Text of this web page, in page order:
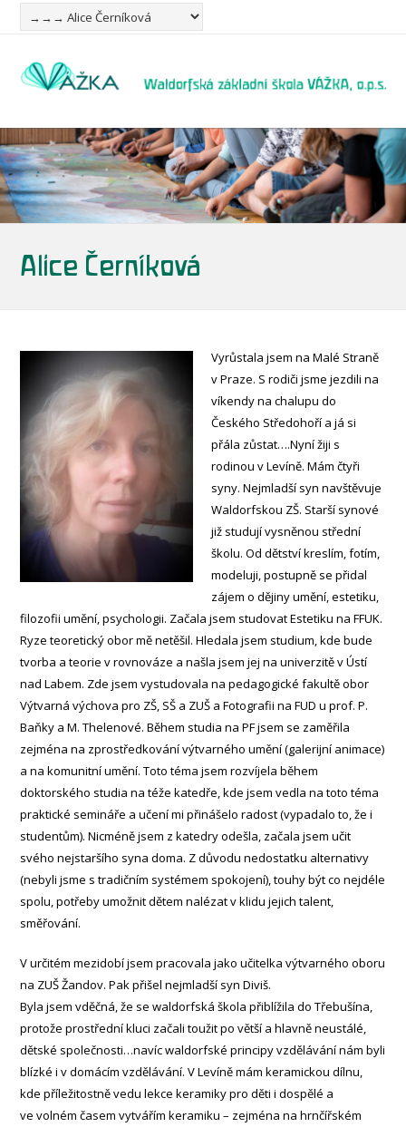
Alice Černíková
Vyrůstala jsem na Malé Straně
v Praze. S rodiči jsme jezdili na
víkendy na chalupu do
Českého Středohoří a já si
přála zůstat….Nyní žiji s
rodinou v Levíně. Mám čtyři
syny. Nejmladší syn navštěvuje
Waldorfskou ZŠ. Starší synové
již studují vysněnou střední
školu. Od dětství kreslím, fotím,
modeluji, postupně se přidal
zájem o dějiny umění, estetiku,
filozofii umění, psychologii. Začala jsem studovat Estetiku na FFUK.
Ryze teoretický obor mě netěšil. Hledala jsem studium, kde bude
tvorba a teorie v rovnováze a našla jsem jej na univerzitě v Ústí
nad Labem. Zde jsem vystudovala na pedagogické fakultě obor
Výtvarná výchova pro ZŠ, SŠ a ZUŠ a Fotografii na FUD u prof. P.
Baňky a M. Thelenové. Během studia na PF jsem se zaměřila
zejména na zprostředkování výtvarného umění (galerijní animace)
a na komunitní umění. Toto téma jsem rozvíjela během
doktorského studia na téže katedře, kde jsem vedla na toto téma
praktické semináře a učení mi přinášelo radost (vypadalo to, že i
studentům). Nicméně jsem z katedry odešla, začala jsem učit
svého nejstaršího syna doma. Z důvodu nedostatku alternativy
(nebyli jsme s tradičním systémem spokojení), touhy být co nejdéle
spolu, potřeby umožnit dětem nalézat v klidu jejich talent,
směřování.
V určitém mezidobí jsem pracovala jako učitelka výtvarného oboru
na ZUŠ Žandov. Pak přišel nejmladší syn Diviš.
Byla jsem vděčná, že se waldorfská škola přiblížila do Třebušína,
protože prostřední kluci začali toužit po větší a hlavně neustálé,
dětské společnosti…navíc waldorfské principy vzdělávání nám byli
blízké i v domácím vzdělávání. V Levíně mám keramickou dílnu,
kde příležitostně vedu lekce keramiky pro děti i dospělé a
ve volném časem vytvářím keramiku – zejména na hrnčířském